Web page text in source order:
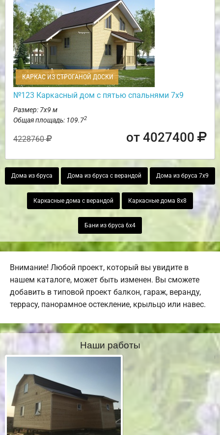
КАРКАС ИЗ СТРОГАНОЙ ДОСКИ
№123 Каркасный дом с пятью спальнями 7х9
Размер: 7х9 м
Общая площадь: 109.72
4228760 от 4027400
Дома из бруса Дома из бруса с верандой Дома из бруса 7х9
Каркасные дома с верандой Каркасные дома 8х8
Бани из бруса 6х4
Внимание! Любой проект, который вы увидите в
нашем каталоге, может быть изменен. Вы сможете
добавить в типовой проект балкон, гараж, веранду,
террасу, панорамное остекление, крыльцо или навес.
Наши работы